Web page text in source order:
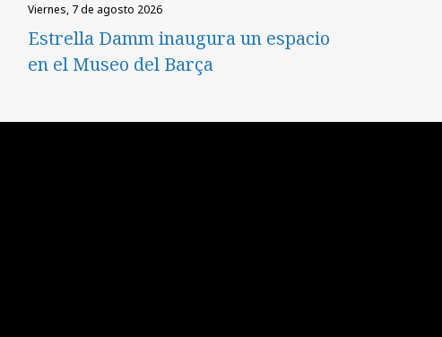
viernes, 7 de agosto 2026
Estrella Damm inaugura un espacio
en el Museo del Barça